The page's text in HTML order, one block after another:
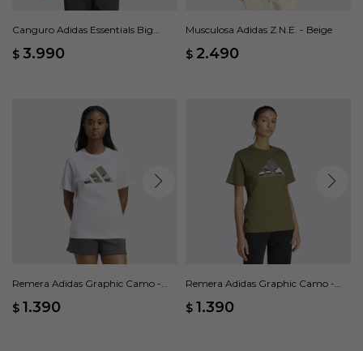
Canguro Adidas Essentials Big
$ 3.990
Musculosa Adidas Z.N.E. - Beige
$ 2.490
Remera Adidas Graphic Camo -
$ 1.390
Remera Adidas Graphic Camo -
$ 1.390